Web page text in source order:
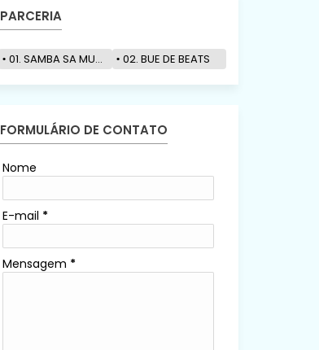
PARCERIA
01. SAMBA SA MUZIK 02. BUE DE BEATS
FORMULÁRIO DE CONTATO
Nome
E-mail *
Mensagem *